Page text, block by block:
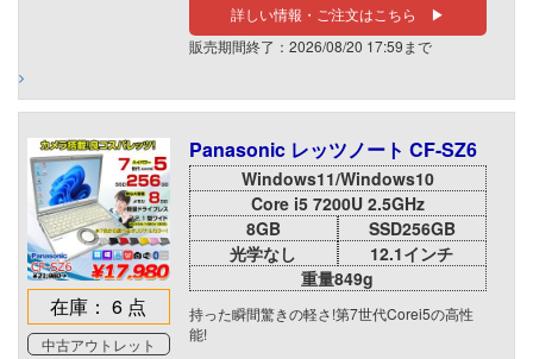
詳しい情報・ご注文はこちら ▶
販売期間終了：2026/08/20 17:59まで
在庫： 6 点
中古アウトレット
Panasonic レッツノート CF-SZ6
Windows11/Windows10
Core i5 7200U 2.5GHz
8GB
SSD256GB
光学なし
12.1インチ
重量849g
持った瞬間驚きの軽さ!第7世代Corei5の高性
能!